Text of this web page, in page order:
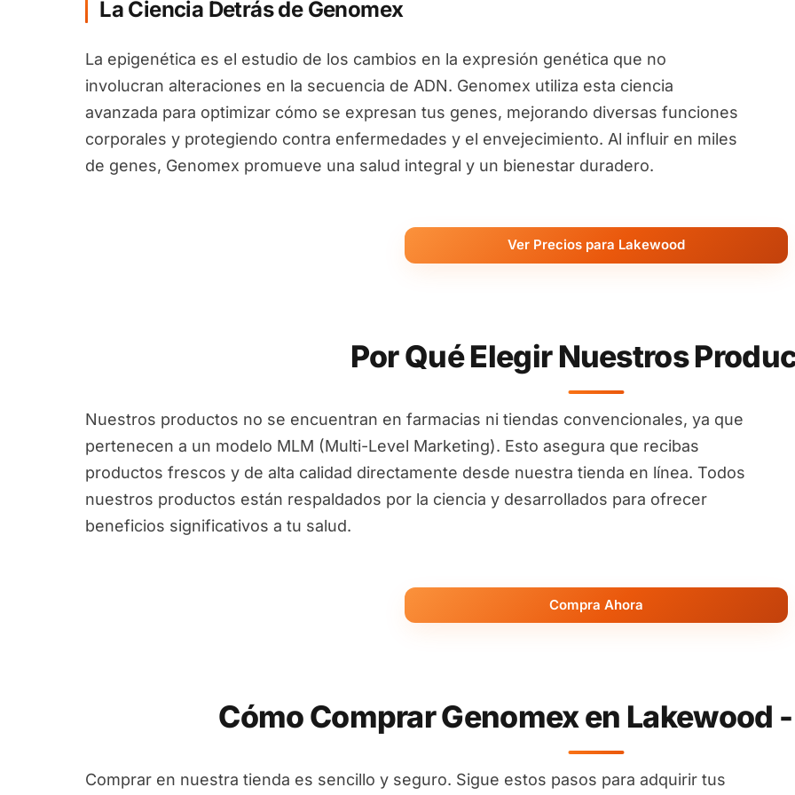
La Ciencia Detrás de Genomex
La epigenética es el estudio de los cambios en la expresión genética que no
involucran alteraciones en la secuencia de ADN. Genomex utiliza esta ciencia
avanzada para optimizar cómo se expresan tus genes, mejorando diversas funciones
corporales y protegiendo contra enfermedades y el envejecimiento. Al influir en miles
de genes, Genomex promueve una salud integral y un bienestar duradero.
Ver Precios para Lakewood
Por Qué Elegir Nuestros
Nuestros productos no se encuentran en farmacias ni tiendas convencionales, ya que
pertenecen a un modelo MLM (Multi-Level Marketing). Esto asegura que recibas
productos frescos y de alta calidad directamente desde nuestra tienda en línea. Todos
nuestros productos están respaldados por la ciencia y desarrollados para ofrecer
beneficios significativos a tu salud.
Compra Ahora
Cómo Comprar Genomex en Lakewood
Comprar en nuestra tienda es sencillo y seguro. Sigue estos pasos para adquirir tus